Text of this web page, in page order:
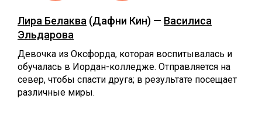
Лира Белаква (Дафни Кин) — Василиса
Эльдарова
Девочка из Оксфорда, которая воспитывалась и
обучалась в Иордан-колледже. Отправляется на
север, чтобы спасти друга; в результате посещает
различные миры.